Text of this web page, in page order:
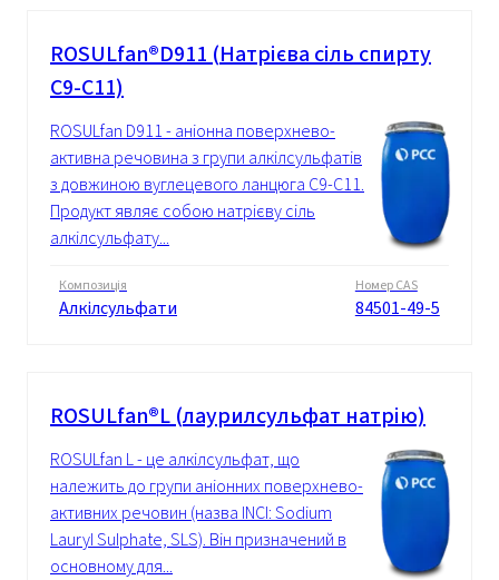
ROSULfan®D911 (Натрієва сіль спирту
C9-C11)
ROSULfan D911 - аніонна поверхнево-
активна речовина з групи алкілсульфатів
з довжиною вуглецевого ланцюга C9-C11.
Продукт являє собою натрієву сіль
алкілсульфату...
Композиція
Алкілсульфати
Номер CAS
84501-49-5
ROSULfan®L (лаурилсульфат натрію)
ROSULfan L - це алкілсульфат, що
належить до групи аніонних поверхнево-
активних речовин (назва INCI: Sodium
Lauryl Sulphate, SLS). Він призначений в
основному для...